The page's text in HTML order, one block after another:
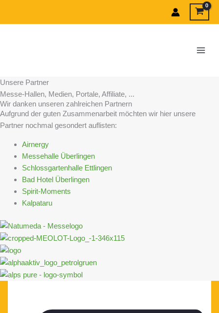
Unsere Partner
Messe-Hallen, Medien, Portale, Affiliate, ...
Wir danken unseren zahlreichen Partnern
Aufgrund der guten Zusammenarbeit möchten wir hier unsere
Partner nochmal gesondert auflisten:
Airnergy
Messehalle Überlingen
Schlossgartenhalle Ettlingen
Bad Hotel Überlingen
Spirit-Moments
Kalpataru